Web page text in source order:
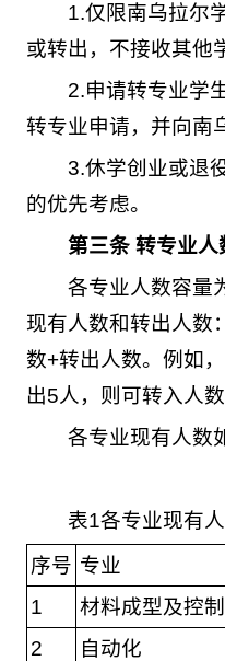
1.仅限南乌拉尔
或转出，不接收其他
2.申请转专业学
转专业申请，并向南
3.休学创业或退
的优先考虑。
第三条 转专业人
各专业人数容量
现有人数和转出人数
数+转出人数。例如
出5人，则可转入人
各专业现有人数
表1各专业现有
序号 专业
1
材料成型及控
2
自动化